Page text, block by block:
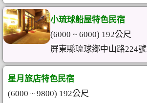
小琉球船屋特色民宿
(6000 ~ 6000) 192公尺
屏東縣琉球鄉中山路224號
星月旅店特色民宿
(6000 ~ 9800) 192公尺